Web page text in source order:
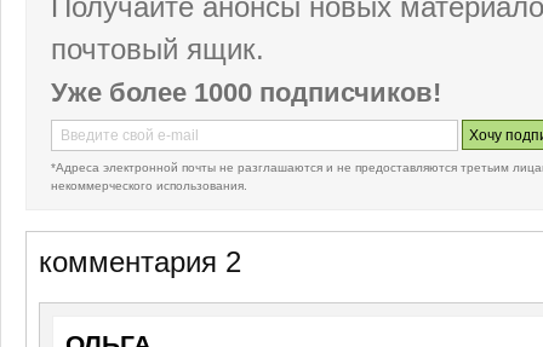
Получайте анонсы новых
почтовый ящик.
Уже более 1000 подписчиков!
*Адреса электронной почты не разглашаются и не предоставляются третьим
некоммерческого использования.
комментария 2